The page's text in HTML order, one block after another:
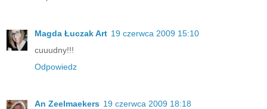
Magda Łuczak Art 19 czerwca 2009 15:10
cuuudny!!!
Odpowiedz
An Zeelmaekers 19 czerwca 2009 18:18